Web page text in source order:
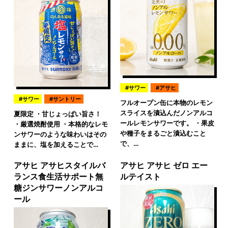
サワー サントリー
夏限定 ・甘じょっぱい旨さ！
・厳選焼酎使用 ・本格的なレモ
ンサワーのような味わいはその
ままに、塩を加えることで…
サワー アサヒ
フルオープン缶に本物のレモン
スライスを漬込んだノンアルコ
ールレモンサワーです。 ・果皮
や種子をまるごと漬込むこと
で、…
アサヒ アサヒスタイルバ
ランス食生活サポート無
糖ジンサワーノンアルコ
ール
アサヒ アサヒ ゼロ エー
ルテイスト